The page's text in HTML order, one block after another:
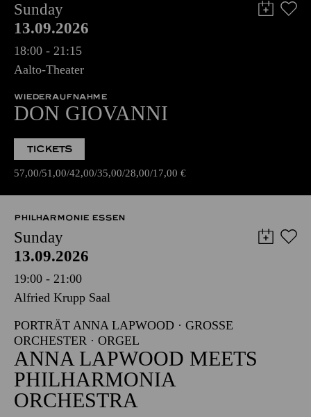
Sunday
13.09.2026
18:00 - 21:15
Aalto-Theater
WIEDERAUFNAHME
DON GIOVANNI
TICKETS
57,00 51,00 42,00 35,00 28,00 17,00 €
PHILHARMONIE ESSEN
Sunday
13.09.2026
19:00 - 21:00
Alfried Krupp Saal
PORTRÄT ANNA LAPWOOD · GROSSE O
RCHESTER · ORGEL
ANNA LAPWOOD MEETS
PHILHARMONIA
ORCHESTRA